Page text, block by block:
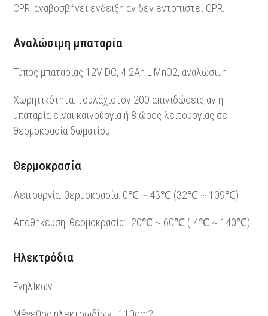
CPR; αναβοσβήνει ένδειξη αν δεν εντοπιστεί CPR..
Αναλώσιμη μπαταρία
Τύπος μπαταρίας 12V DC, 4.2Ah LiMnO2, αναλώσιμη
Χωρητικότητα: τουλάχιστον 200 απινιδώσεις αν η
μπαταρία είναι καινούργια ή 8 ώρες λειτουργίας σε
θερμοκρασία δωματίου.
Θερμοκρασία
Λειτουργία: θερμοκρασία: 0℃ ~ 43℃ (32℃ ~ 109℃)
Αποθήκευση: θερμοκρασία: -20℃ ~ 60℃ (-4℃ ~ 140℃).
Ηλεκτρόδια
Ενηλίκων